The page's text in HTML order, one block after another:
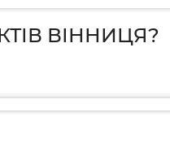
ВІННИЦЯ?